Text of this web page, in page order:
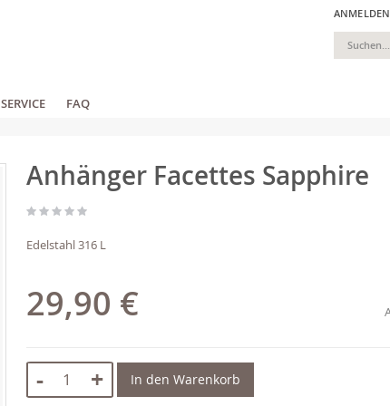
ANMELDEN
SERVICE FAQ
Anhänger Facettes Sapphire
Edelstahl 316 L
29,90 €
- + In den Warenkorb